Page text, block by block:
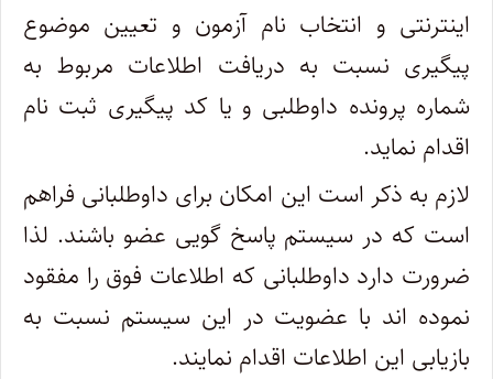
اینترنتی و انتخاب نام آزمون و تعیین موضوع
پیگیری نسبت به دریافت اطلاعات مربوط به
شماره پرونده داوطلبی و یا کد پیگیری ثبت نام
اقدام نماید.
لازم به ذکر است این امکان برای داوطلبانی فراهم
است که در سیستم پاسخ گویی عضو باشند. لذا
ضرورت دارد داوطلبانی که اطلاعات فوق را مفقود
نموده اند با عضویت در این سیستم نسبت به
بازیابی این اطلاعات اقدام نمایند.